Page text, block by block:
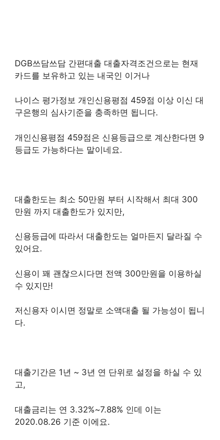
DGB쓰담쓰담 간편대출 대출자격조건으로는 현재
카드를 보유하고 있는 내국인 이거나
나이스 평가정보 개인신용평점 459점 이상 이신 대
구은행의 심사기준을 충족하면 됩니다.
개인신용평점 459점은 신용등급으로 계산한다면 9
등급도 가능하다는 말이네요.
대출한도는 최소 50만원 부터 시작해서 최대 300
만원 까지 대출한도가 있지만,
신용등급에 따라서 대출한도는 얼마든지 달라질 수
있어요.
신용이 꽤 괜찮으시다면 전액 300만원을 이용하실
수 있지만!
저신용자 이시면 정말로 소액대출 될 가능성이 됩니
다.
대출기간은 1년 ~ 3년 연 단위로 설정을 하실 수 있
고,
대출금리는 연 3.32%~7.88% 인데 이는
2020.08.26 기준 이에요.